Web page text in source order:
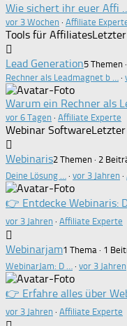
Wie sichert ihr euer Affi …
vor 3 Wochen · Affiliate
Tools für Affiliates
Lead Generation5 Themen
Rechner als Leadmagnet b …
·
Warum ein Rechner als
vor 6 Tagen · Affiliate Experte
Webinar Software
Webinaris2 Themen · 2
Deine Lösung …
· vor 3 Jahren ·
👉 Entdecke Webinaris:
vor 3 Jahren · Affiliate Experte
Webinarjam1 Thema · 1
WebinarJam: D …
· vor 3 Jahren
👉 Erfahre alles über
vor 3 Jahren · Affiliate Experte